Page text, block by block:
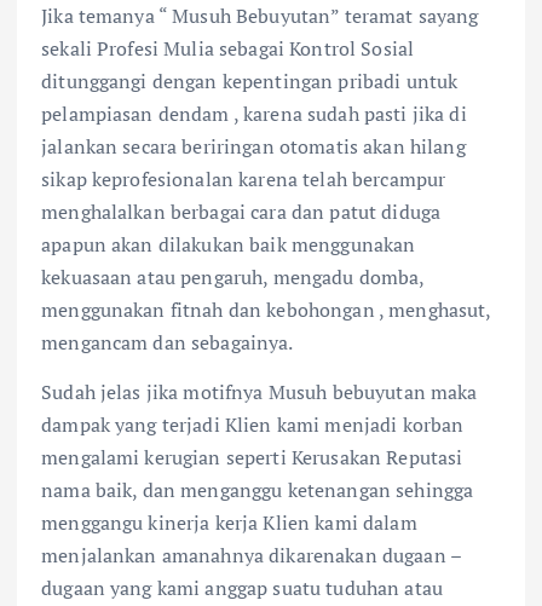
Jika temanya “ Musuh Bebuyutan” teramat sayang
sekali Profesi Mulia sebagai Kontrol Sosial
ditunggangi dengan kepentingan pribadi untuk
pelampiasan dendam , karena sudah pasti jika di
jalankan secara beriringan otomatis akan hilang
sikap keprofesionalan karena telah bercampur
menghalalkan berbagai cara dan patut diduga
apapun akan dilakukan baik menggunakan
kekuasaan atau pengaruh, mengadu domba,
menggunakan fitnah dan kebohongan , menghasut,
mengancam dan sebagainya.
Sudah jelas jika motifnya Musuh bebuyutan maka
dampak yang terjadi Klien kami menjadi korban
mengalami kerugian seperti Kerusakan Reputasi
nama baik, dan menganggu ketenangan sehingga
menggangu kinerja kerja Klien kami dalam
menjalankan amanahnya dikarenakan dugaan –
dugaan yang kami anggap suatu tuduhan atau